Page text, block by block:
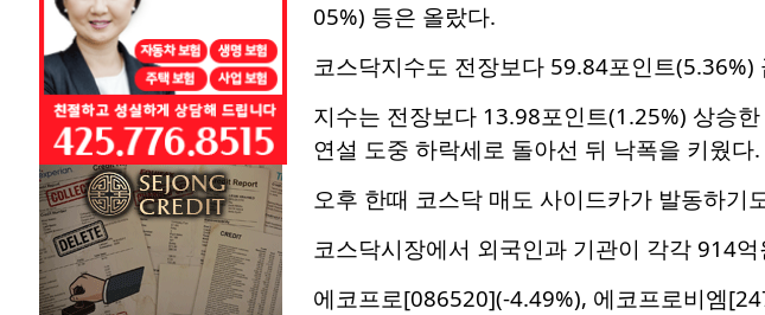
05%) 등은 올랐다.
코스닥지수도 전장보다 59.84포인트
지수는 전장보다 13.98포인트(1.25%) 상승
연설 도중 하락세로 돌아선 뒤 낙폭을 키웠다.
오후 한때 코스닥 매도 사이드카가 발동하기
코스닥시장에서 외국인과 기관이 각각 914
에코프로[086520](-4.49%), 에코프로비엠